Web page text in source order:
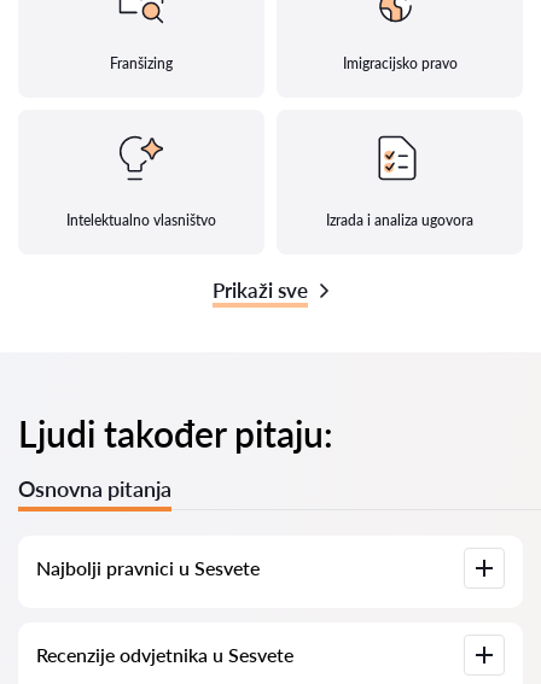
Franšizing Imigracijsko pravo
Intelektualno vlasništvo Izrada i analiza ugovora
Prikaži sve
Ljudi također pitaju:
Osnovna pitanja
Najbolji pravnici u Sesvete
informacijama. Cijene, recenzije, telefonski brojevi i adrese.
Recenzije odvjetnika u Sesvete